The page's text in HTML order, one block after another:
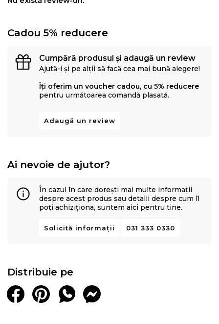
Cadou 5% reducere
Cumpără produsul și adaugă un review
Ajută-i și pe alții să facă cea mai bună alegere!
Îți oferim un voucher cadou, cu 5% reducere
pentru următoarea comandă plasată.
Adaugă un review
Ai nevoie de ajutor?
În cazul în care dorești mai multe informații
despre acest produs sau detalii despre cum îl
poți achiziționa, suntem aici pentru tine.
Solicită informații 031 333 0330
Distribuie pe